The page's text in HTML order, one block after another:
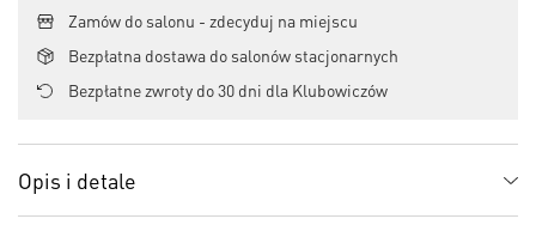
Zamów do salonu - zdecyduj na miejscu
Bezpłatna dostawa do salonów stacjonarnych
Bezpłatne zwroty do 30 dni dla Klubowiczów
Opis i detale